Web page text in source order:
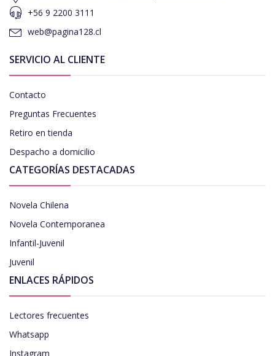
+56 9 2200 3111
web@pagina128.cl
SERVICIO AL CLIENTE
Contacto
Preguntas Frecuentes
Retiro en tienda
Despacho a domicilio
CATEGORÍAS DESTACADAS
Novela Chilena
Novela Contemporanea
Infantil-Juvenil
Juvenil
ENLACES RÁPIDOS
Lectores frecuentes
Whatsapp
Instagram